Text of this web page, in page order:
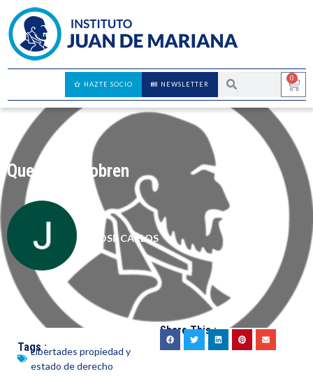
0
NEWSLETTER
HAZTE SOCIO
Que no se sobren
JOSÉ CARLOS
Tags :
Libertades propiedad y
estado de derecho
Share This :